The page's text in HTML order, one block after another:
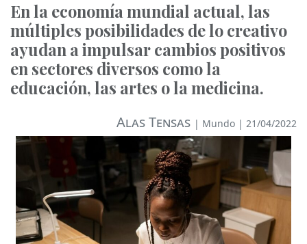
En la economía mundial actual, las
múltiples posibilidades de lo creativo
ayudan a impulsar cambios positivos
en sectores diversos como la
educación, las artes o la medicina.
Alas Tensas | Mundo | 21/04/2022